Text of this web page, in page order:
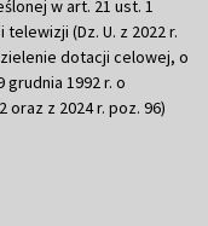
w art. 21 ust. 1
(Dz. U. z 2022 r.
dotacji celowej, o
1992 r. o
oraz z 2024 r. poz. 96)